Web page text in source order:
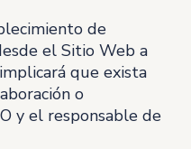
de
el Sitio Web a
que exista
o
y el responsable de